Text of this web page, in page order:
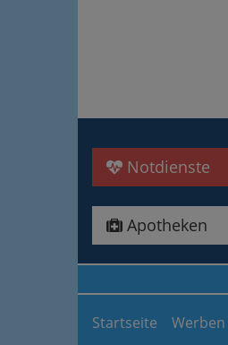
Notdienste
Apotheken
Startseite